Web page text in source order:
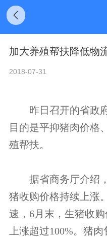
加大养殖帮扶降低物
2018-07-31
昨日召开的省政府
目的是平抑猪肉价格
殖帮扶。
据省商务厅介绍，
猪收购价格持续上涨
速，6月末，生猪收
上涨超过100%。猪